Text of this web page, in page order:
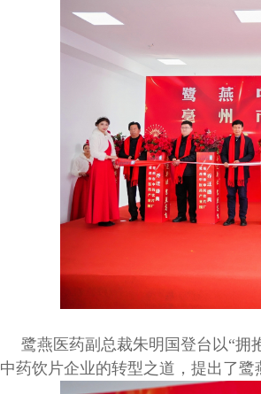
鹭燕医药副总裁朱明国登台以“拥
中药饮片企业的转型之道，提出了鹭